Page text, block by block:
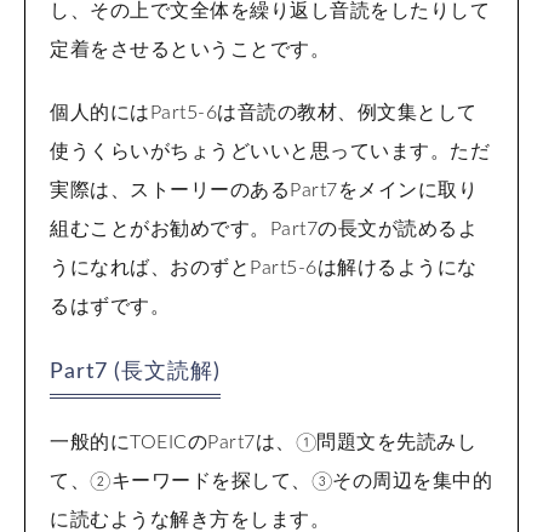
し、その上で文全体を繰り返し音読をしたりして
定着をさせるということです。
個人的にはPart5-6は音読の教材、例文集として
使うくらいがちょうどいいと思っています。ただ
実際は、ストーリーのあるPart7をメインに取り
組むことがお勧めです。Part7の長文が読めるよ
うになれば、おのずとPart5-6は解けるようにな
るはずです。
Part7 (長文読解)
一般的にTOEICのPart7は、①問題文を先読みし
て、②キーワードを探して、③その周辺を集中的
に読むような解き方をします。